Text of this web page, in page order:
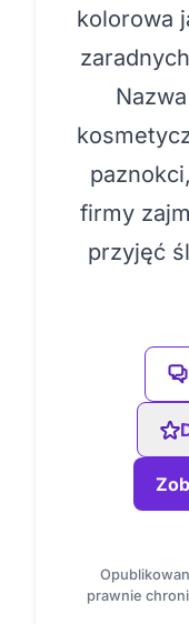
kolorowa
firmy
przyjęć
prawnie